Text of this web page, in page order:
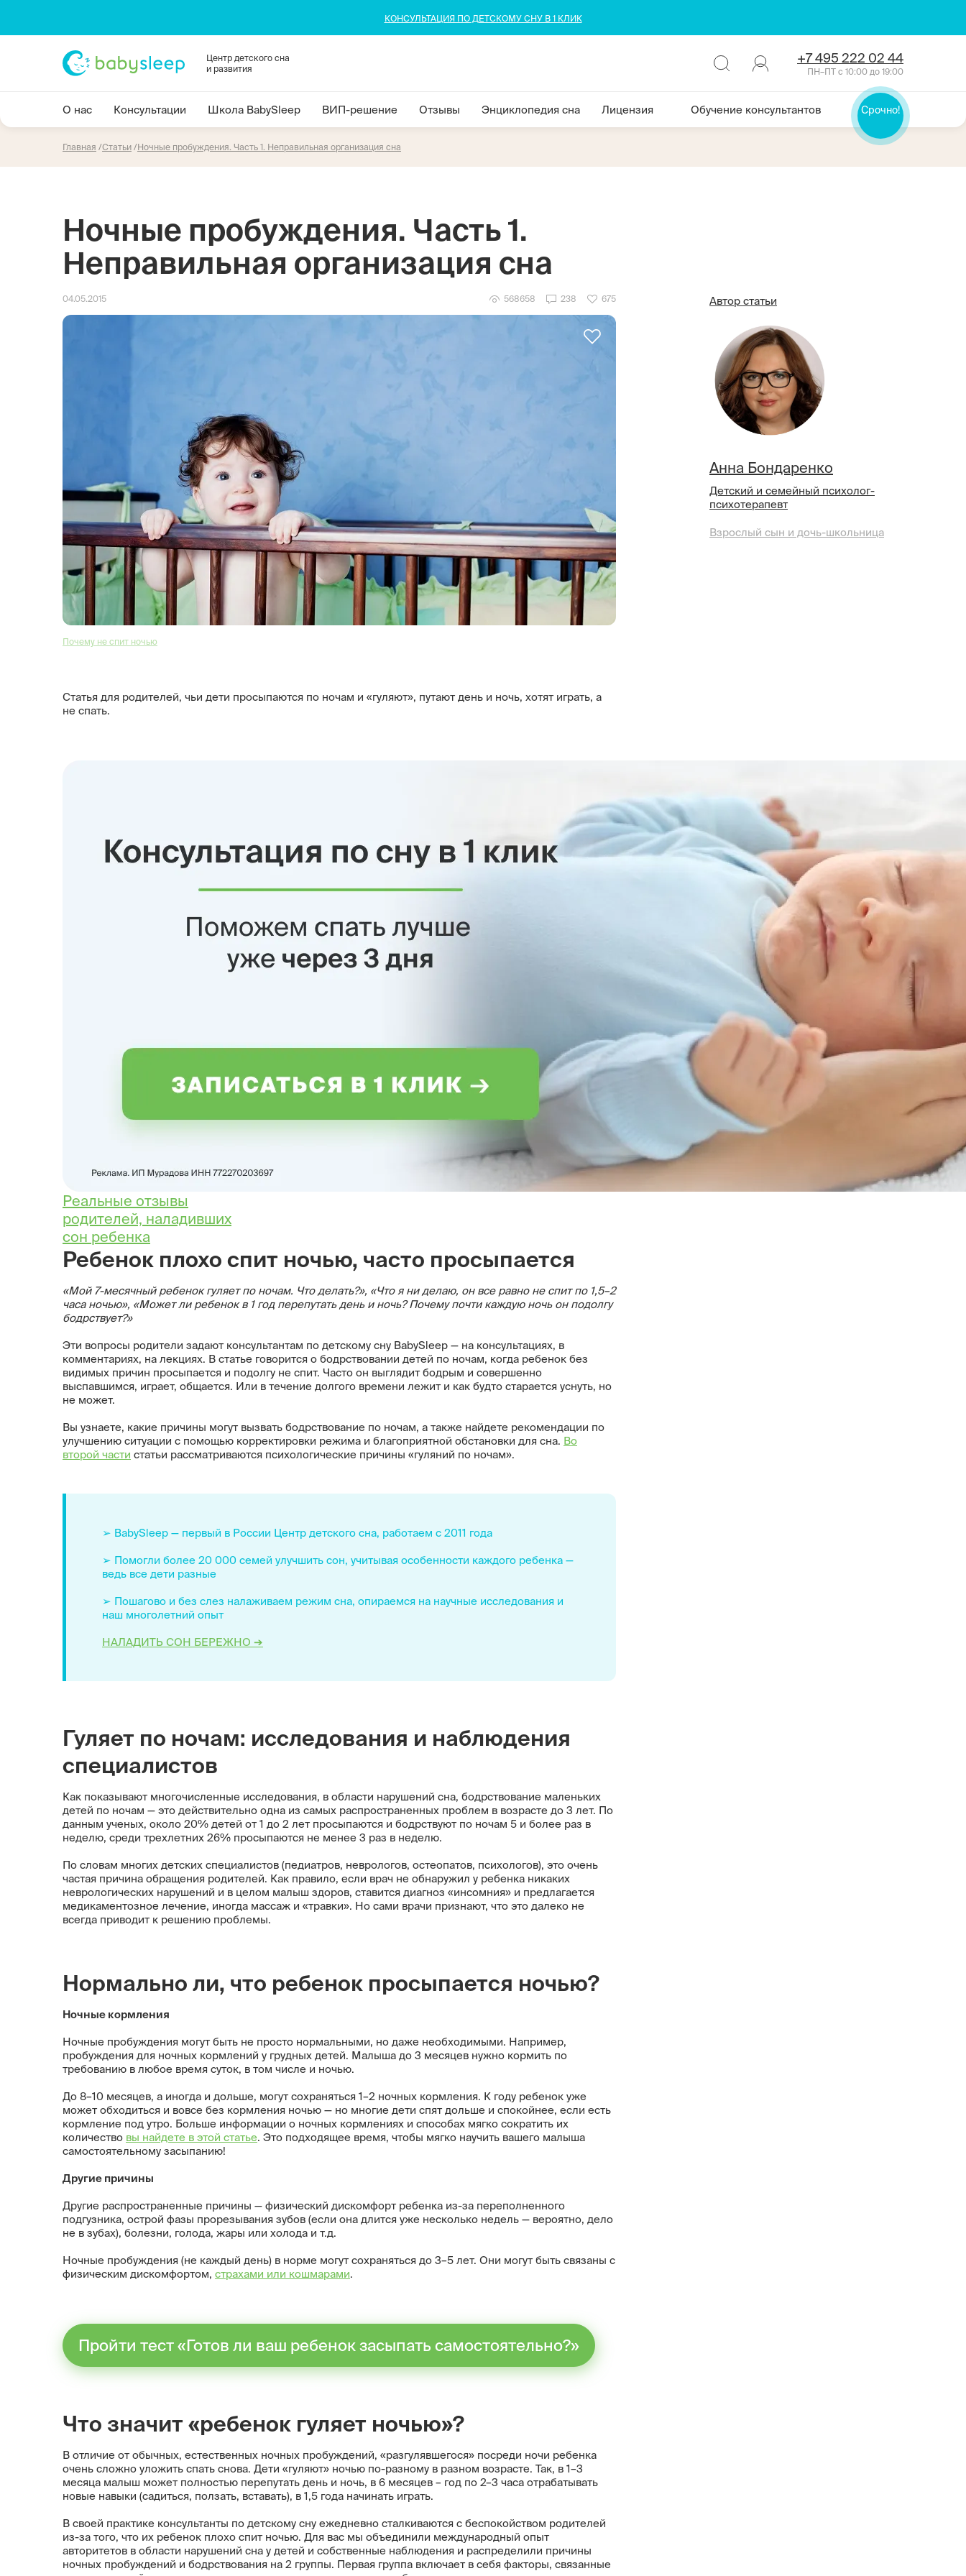
КОНСУЛЬТАЦИЯ ПО ДЕТСКОМУ СНУ В 1 КЛИК
Центр детского сна
и развития
+7 495 222 02 44
ПН–ПТ с 10:00 до 19:00
О нас Консультации Школа BabySleep ВИП-решение Отзывы Энциклопедия сна Лицензия Обучение консультантов Срочно!
Главная Статьи Ночные пробуждения. Часть 1. Неправильная организация сна
Ночные пробуждения. Часть 1.
Неправильная организация сна
04.05.2015 568658 238 675
Почему не спит ночью
Автор статьи
Анна Бондаренко
Детский и семейный психолог-
психотерапевт
Взрослый сын и дочь-школьница
Статья для родителей, чьи дети просыпаются по ночам и «гуляют», путают день и ночь, хотят играть, а
не спать.
Реальные отзывы
родителей, наладивших
сон ребенка
Ребенок плохо спит ночью, часто просыпается
«Мой 7-месячный ребенок гуляет по ночам. Что делать?», «Что я ни делаю, он все равно не спит по 1,5–2
часа ночью», «Может ли ребенок в 1 год перепутать день и ночь? Почему почти каждую ночь он подолгу
бодрствует?»
Эти вопросы родители задают консультантам по детскому сну BabySleep — на консультациях, в
комментариях, на лекциях. В статье говорится о бодрствовании детей по ночам, когда ребенок без
видимых причин просыпается и подолгу не спит. Часто он выглядит бодрым и совершенно
выспавшимся, играет, общается. Или в течение долгого времени лежит и как будто старается уснуть, но
не может.
Вы узнаете, какие причины могут вызвать бодрствование по ночам, а также найдете рекомендации по
улучшению ситуации с помощью корректировки режима и благоприятной обстановки для сна. Во
второй части статьи рассматриваются психологические причины «гуляний по ночам».
➢ BabySleep — первый в России Центр детского сна, работаем с 2011 года
➢ Помогли более 20 000 семей улучшить сон, учитывая особенности каждого ребенка —
ведь все дети разные
➢ Пошагово и без слез налаживаем режим сна, опираемся на научные исследования и
наш многолетний опыт
НАЛАДИТЬ СОН БЕРЕЖНО ➔
Гуляет по ночам: исследования и наблюдения
специалистов
Как показывают многочисленные исследования, в области нарушений сна, бодрствование маленьких
детей по ночам — это действительно одна из самых распространенных проблем в возрасте до 3 лет. По
данным ученых, около 20% детей от 1 до 2 лет просыпаются и бодрствуют по ночам 5 и более раз в
неделю, среди трехлетних 26% просыпаются не менее 3 раз в неделю.
По словам многих детских специалистов (педиатров, неврологов, остеопатов, психологов), это очень
частая причина обращения родителей. Как правило, если врач не обнаружил у ребенка никаких
неврологических нарушений и в целом малыш здоров, ставится диагноз «инсомния» и предлагается
медикаментозное лечение, иногда массаж и «травки». Но сами врачи признают, что это далеко не
всегда приводит к решению проблемы.
Нормально ли, что ребенок просыпается ночью?
Ночные кормления
Ночные пробуждения могут быть не просто нормальными, но даже необходимыми. Например,
пробуждения для ночных кормлений у грудных детей. Малыша до 3 месяцев нужно кормить по
требованию в любое время суток, в том числе и ночью.
До 8–10 месяцев, а иногда и дольше, могут сохраняться 1–2 ночных кормления. К году ребенок уже
может обходиться и вовсе без кормления ночью — но многие дети спят дольше и спокойнее, если есть
кормление под утро. Больше информации о ночных кормлениях и способах мягко сократить их
количество вы найдете в этой статье. Это подходящее время, чтобы мягко научить вашего малыша
самостоятельному засыпанию!
Другие причины
Другие распространенные причины — физический дискомфорт ребенка из-за переполненного
подгузника, острой фазы прорезывания зубов (если она длится уже несколько недель — вероятно, дело
не в зубах), болезни, голода, жары или холода и т.д.
Ночные пробуждения (не каждый день) в норме могут сохраняться до 3–5 лет. Они могут быть связаны с
физическим дискомфортом, страхами или кошмарами.
Пройти тест «Готов ли ваш ребенок засыпать самостоятельно?»
Что значит «ребенок гуляет ночью»?
В отличие от обычных, естественных ночных пробуждений, «разгулявшегося» посреди ночи ребенка
очень сложно уложить спать снова. Дети «гуляют» ночью по-разному в разном возрасте. Так, в 1–3
месяца малыш может полностью перепутать день и ночь, в 6 месяцев – год по 2–3 часа отрабатывать
новые навыки (садиться, ползать, вставать), в 1,5 года начинать играть.
В своей практике консультанты по детскому сну ежедневно сталкиваются с беспокойством родителей
из-за того, что их ребенок плохо спит ночью. Для вас мы объединили международный опыт
авторитетов в области нарушений сна у детей и собственные наблюдения и распределили причины
ночных пробуждений и бодрствования на 2 группы. Первая группа включает в себя факторы, связанные